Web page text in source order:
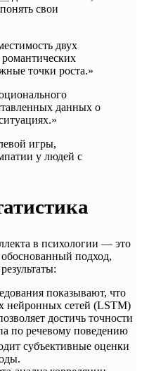
свои
двух
точки роста.»
данных о
игры,
у людей с
в психологии — это
подход,
показывают, что
нейронных сетей (LSTM)
достичь точности
по речевому поведению
субъективные оценки